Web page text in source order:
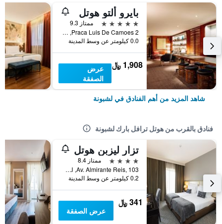
بايرو ألتو هوتل
5 نجوم
ممتاز 9.3
Praca Luis De Camoes 2, لشبونة, محافظة لشبونة, البرتغال
0.0 كيلومتر عن وسط المدينة
1,908 ﷼
عرض
الصفقة
شاهد المزيد من أهم الفنادق في لشبونة
فنادق بالقرب من هوتل ترافل بارك لشبونة
تزار ليزبن هوتل
4 نجوم
ممتاز 8.4
Av. Almirante Reis, 103, لشبونة, محافظة لشبونة, البرتغال
0.2 كيلومتر عن وسط المدينة
341 ﷼
عرض الصفقة